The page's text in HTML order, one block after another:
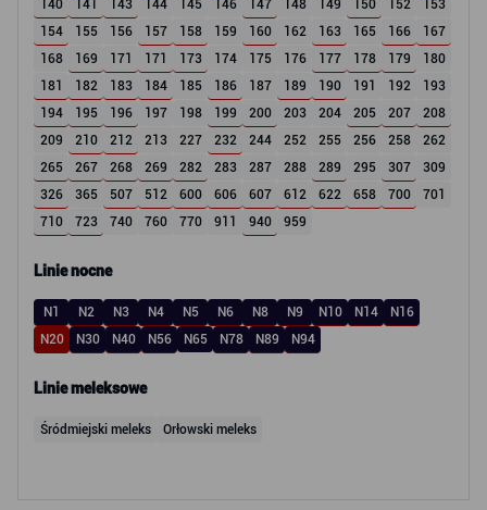
140
141 143 144 145 146 147 148 149 150 152
153
154
155 156 157 158 159 160 162 163 165 166
167
168
169 171 171 173 174 175 176 177 178 179
180
181
182 183 184 185 186 187 189 190 191 192
193
194
195 196 197 198 199 200 203 204 205 207
208
209
210 212 213 227 232 244 252 255 256 258
262
265
267 268 269 282 283 287 288 289 295 307
309
326
365 507 512 600 606 607 612 622 658 700
701
710
723 740 760 770 911 940 959
Linie nocne
N1 N2 N3 N4 N5 N6 N8 N9 N10 N14
N16
N20
N30 N40 N56 N65 N78 N89 N94
Linie meleksowe
Śródmiejski meleks Orłowski meleks